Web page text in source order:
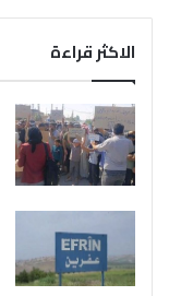
الاكثر قراءة